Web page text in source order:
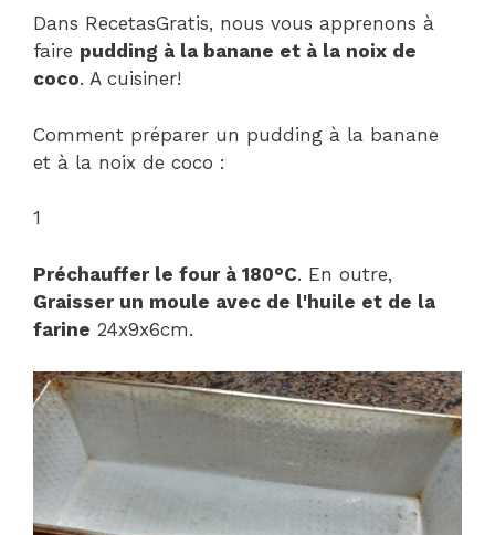
Dans RecetasGratis, nous vous apprenons à
faire pudding à la banane et à la noix de
coco. A cuisiner!
Comment préparer un pudding à la banane
et à la noix de coco :
1
Préchauffer le four à 180°C. En outre,
Graisser un moule avec de l'huile et de la
farine 24x9x6cm.